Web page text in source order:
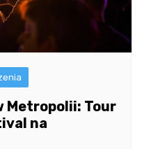
Metropolii: Tour
na